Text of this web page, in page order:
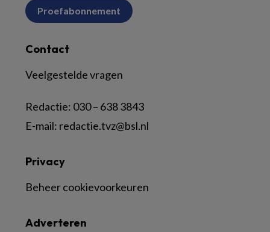
Proefabonnement
Contact
Veelgestelde vragen
Redactie: 030 – 638 3843
E-mail: redactie.tvz@bsl.nl
Adverteren
Privacy
Beheer cookievoorkeuren